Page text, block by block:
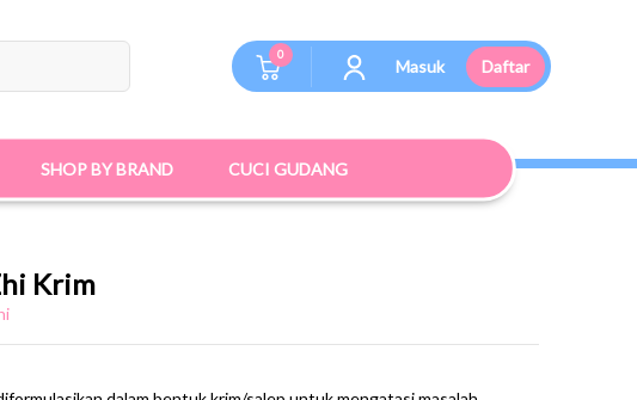
0
Masuk Daftar
SHOP BY BRAND CUCI GUDANG
Krim